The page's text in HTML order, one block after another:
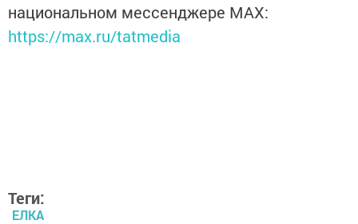
национальном мессенджере MАХ:
https://max.ru/tatmedia
Теги:
ЕЛКА